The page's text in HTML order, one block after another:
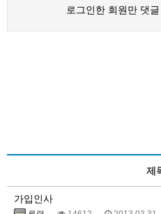
로그인한 회원만 댓
제
가입인사